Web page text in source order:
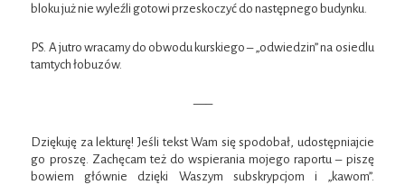
bloku już nie wyleźli gotowi przeskoczyć do następnego budynku.
PS. A jutro wracamy do obwodu kurskiego – „odwiedzin” na osiedlu
tamtych łobuzów.
—–
Dziękuję za lekturę! Jeśli tekst Wam się spodobał, udostępniajcie
go proszę. Zachęcam też do wspierania mojego raportu – piszę
bowiem głównie dzięki Waszym subskrypcjom i „kawom”.